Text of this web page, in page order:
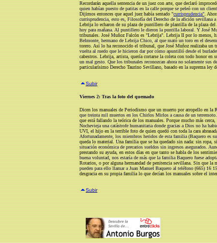
Recordarán aquella sentencia de un juez con arte, que declaró
quien habían puesto de patitas en la calle porque se peleó con un
Dijimos entonces que aquel juez había sentado "currisprudencia".
currisprudencia, esto es, Filosofía del Derecho de la afición sevillana
Lebrija lo echaron de su plaza de puntillero de plantilla de la plaza
hoy para mañana. Al puntillero le dieron la puntilla laboral. Y José
tribunales. José Muñoz Falcón es "Lebrija". Lebrija II por lo menos,
Belmonte, hermano de Lebrija Chico, al que mató un toro en el
torero. Así lo ha reconocido el tribunal, que José Muñoz realizaba un
vuelta al ruedo que le hicieron dar por cómo apuntilló desde el
cabestros. Lebrija, artista, quería cortarse la coleta con todo honor en
un mal gesto. Que los tribunales reconozcan ahora no solamente sus
particularísimo Derecho Taurino Sevillano, basado en la suprema ley
Subir
Viernes 2: Tras la foto del quemado
Dicen los manuales de Periodismo que un muerto por atropello en la
que treinta mil muertos en los Chirlos Mirlos a causa de un
que está fallando la teórica de los manuales. Porque mucho más
Nochevieja una catástrofe humanitaria donde gracias a Dios no ha
UVI, el hijo en la terrible foto de quien quedó con toda la cara
Afortunadamente, los miembros heridos de esta familia (Baquero es
queda lo material. Una familia que se ha quedado sin nada: sin ropa,
situación económica de precarios sueldos sin ingresos asegurados.
prestando su ayuda, en estos días en que tanto se habla de los
buena voluntad, nos estaría de más que la familia Baquero fuese
Rotarios, o por alguna hermandad de penitencia sevillana. Sin que la
pueden para ello llamar a Juan Manuel Baquero al teléfono (665) 16
desgracia en su propia familia lo que decían los manuales sobre el
Subir